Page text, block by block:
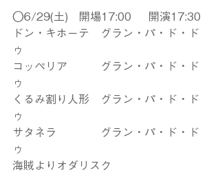
◯6/29(土)　開場17:00     開演17:30
ドン・キホーテ　グラン・パ・ド・ド
ゥ
コッペリア　　　グラン・パ・ド・ド
ゥ
くるみ割り人形　グラン・パ・ド・ド
ゥ
サタネラ　　　　グラン・パ・ド・ド
ゥ
海賊よりオダリスク